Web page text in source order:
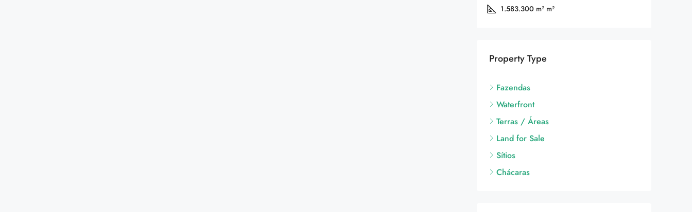
1.583.300 m² m²
Property Type
Fazendas
Waterfront
Terras / Áreas
Land for Sale
Sítios
Chácaras